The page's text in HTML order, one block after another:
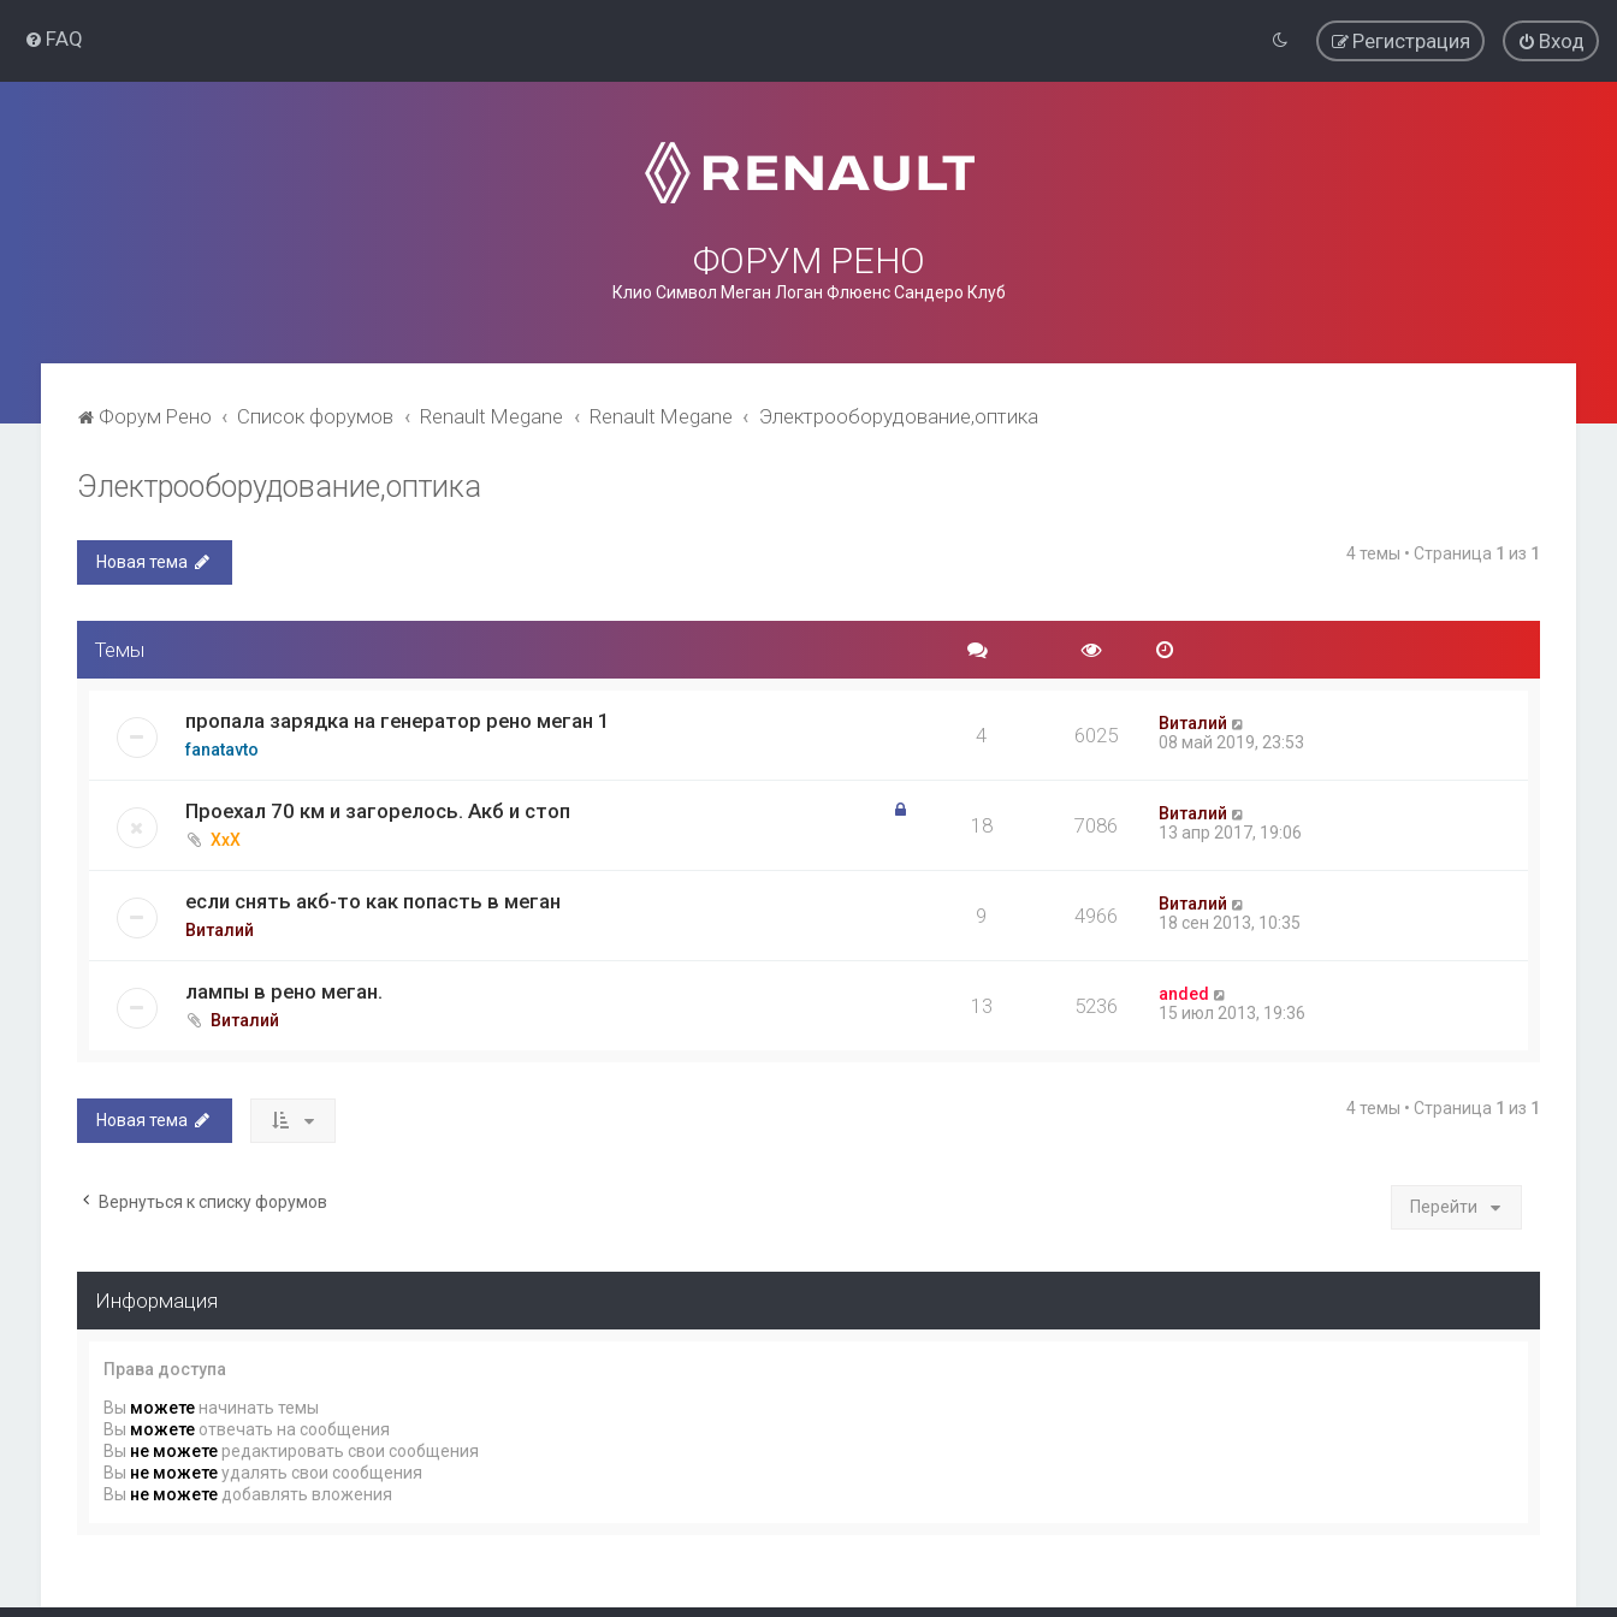
FAQ Вход
Регистрация
ФОРУМ РЕНО
Клио Символ Меган Логан Флюенс Сандеро Клуб
Форум Рено Список форумов Renault Megane Renault Megane Электрооборудование,оптика
Электрооборудование,оптика
Новая тема 4 темы • Страница 1 из 1
Темы
пропала зарядка на генератор рено меган 1
fanatavto
4 6025
Виталий
08 май 2019, 23:53
Проехал 70 км и загорелось. Акб и стоп
ХхХ
18 7086
Виталий
13 апр 2017, 19:06
если снять акб-то как попасть в меган
Виталий
9 4966
Виталий
18 сен 2013, 10:35
лампы в рено меган.
Виталий
13 5236
anded
15 июл 2013, 19:36
Новая тема
4 темы • Страница 1 из 1
Вернуться к списку форумов Перейти
Информация
Права доступа
Вы можетеначинать темы
Вы можетеотвечать на сообщения
Вы не можетередактировать свои сообщения
Вы не можетеудалять свои сообщения
Вы не можетедобавлять вложения